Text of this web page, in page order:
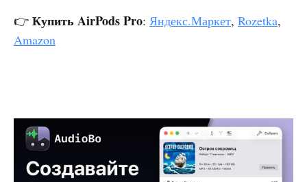
👉 Купить AirPods Pro: Яндекс.Маркет, Rozetka,
Amazon